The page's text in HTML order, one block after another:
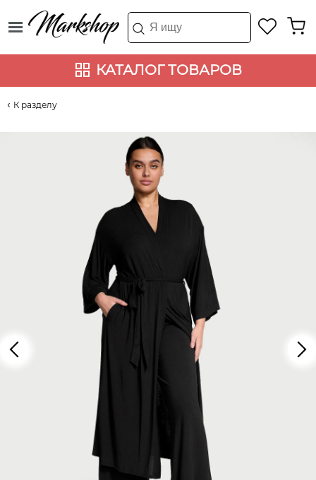
КАТАЛОГ ТОВАРОВ
К разделу